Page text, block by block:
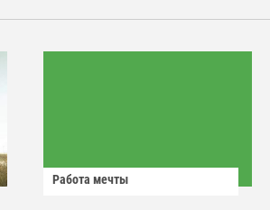
Работа мечты